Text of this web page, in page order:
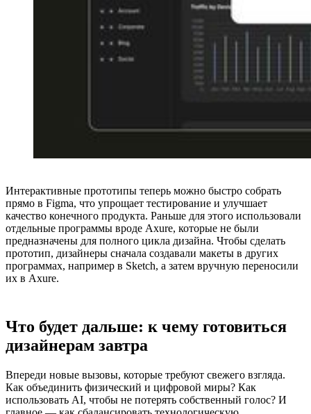
Интерактивные прототипы теперь можно быстро собрать
прямо в Figma, что упрощает тестирование и улучшает
качество конечного продукта. Раньше для этого использовали
отдельные программы вроде Axure, которые не были
предназначены для полного цикла дизайна. Чтобы сделать
прототип, дизайнеры сначала создавали макеты в других
программах, например в Sketch, а затем вручную переносили
их в Axure.
Что будет дальше: к чему готовиться
дизайнерам завтра
Впереди новые вызовы, которые требуют свежего взгляда.
Как объединить физический и цифровой миры? Как
использовать AI, чтобы не потерять собственный голос? И